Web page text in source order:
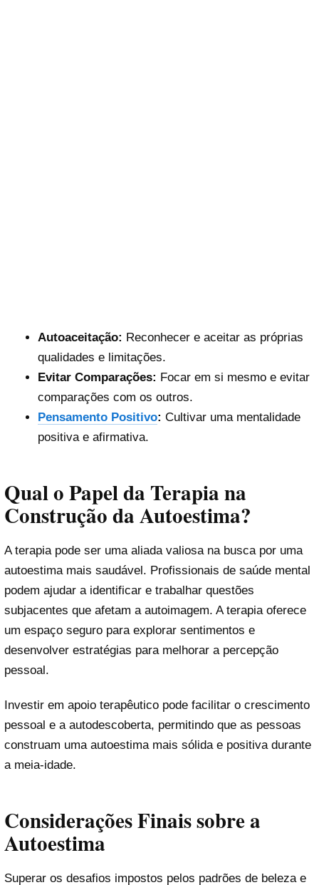
Autoaceitação: Reconhecer e aceitar as próprias
qualidades e limitações.
Evitar Comparações: Focar em si mesmo e evitar
comparações com os outros.
Pensamento Positivo: Cultivar uma mentalidade
positiva e afirmativa.
Qual o Papel da Terapia na
Construção da Autoestima?
A terapia pode ser uma aliada valiosa na busca por uma
autoestima mais saudável. Profissionais de saúde mental
podem ajudar a identificar e trabalhar questões
subjacentes que afetam a autoimagem. A terapia oferece
um espaço seguro para explorar sentimentos e
desenvolver estratégias para melhorar a percepção
pessoal.
Investir em apoio terapêutico pode facilitar o crescimento
pessoal e a autodescoberta, permitindo que as pessoas
construam uma autoestima mais sólida e positiva durante
a meia-idade.
Considerações Finais sobre a
Autoestima
Superar os desafios impostos pelos padrões de beleza e